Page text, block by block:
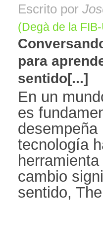
Escrito por
(Degà de la
para
sentido[...]
En un
es
tecnología
cambio
sentido,